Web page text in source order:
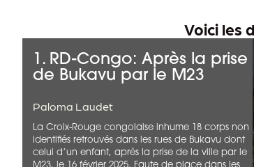
Voici les
1. RD-Congo: Après la prise
de Bukavu par le M23
Paloma Laudet
La Croix-Rouge congolaise inhume 18 corps non
identifiés retrouvés dans les rues de Bukavu dont
celui d’un enfant, après la prise de la ville par le